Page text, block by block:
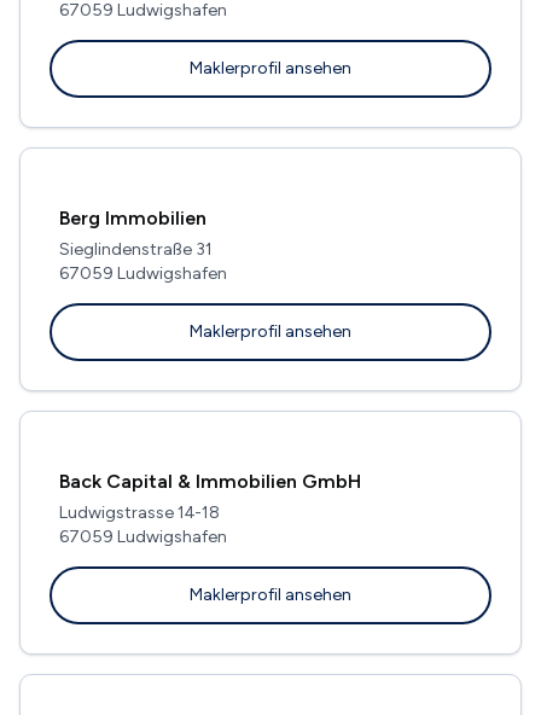
67059 Ludwigshafen
Maklerprofil ansehen
Berg Immobilien
Sieglindenstraße 31
67059 Ludwigshafen
Maklerprofil ansehen
Back Capital & Immobilien GmbH
Ludwigstrasse 14-18
67059 Ludwigshafen
Maklerprofil ansehen